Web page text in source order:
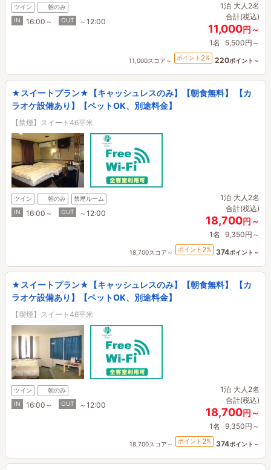
ツイン
朝のみ
IN
16:00～ OUT ～12:00
1泊 大人2名
合計(税込)
11,000円～
1名 5,500円～
11,000スコア～ ポイント 2% 220ポイント～
★スイートプラン★【キャッシュレスのみ】【朝食無料】 【カ
ラオケ設備あり】【ペットOK、別途料金】
【禁煙】スイート46平米
ツイン 朝のみ
禁煙ルーム
IN
16:00～ OUT ～12:00
1泊 大人2名
合計(税込)
18,700円～
1名 9,350円～
18,700スコア～ ポイント 2% 374ポイント～
★スイートプラン★【キャッシュレスのみ】【朝食無料】 【カ
ラオケ設備あり】【ペットOK、別途料金】
【喫煙】スイート46平米
ツイン
朝のみ
IN
16:00～ OUT ～12:00
1泊 大人2名
合計(税込)
18,700円～
1名 9,350円～
18,700スコア～ ポイント 2% 374ポイント～